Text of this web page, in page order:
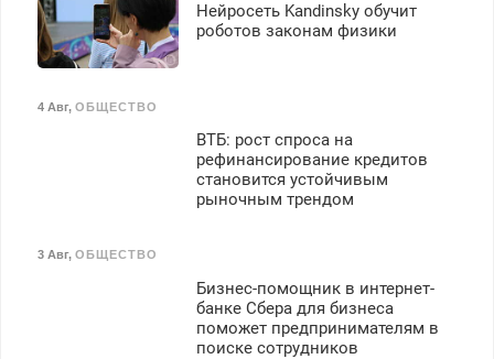
Нейросеть Kandinsky обучит
роботов законам физики
4 Авг, ОБЩЕСТВО
ВТБ: рост спроса на
рефинансирование кредитов
становится устойчивым
рыночным трендом
3 Авг, ОБЩЕСТВО
Бизнес-помощник в интернет-
банке Сбера для бизнеса
поможет предпринимателям в
поиске сотрудников